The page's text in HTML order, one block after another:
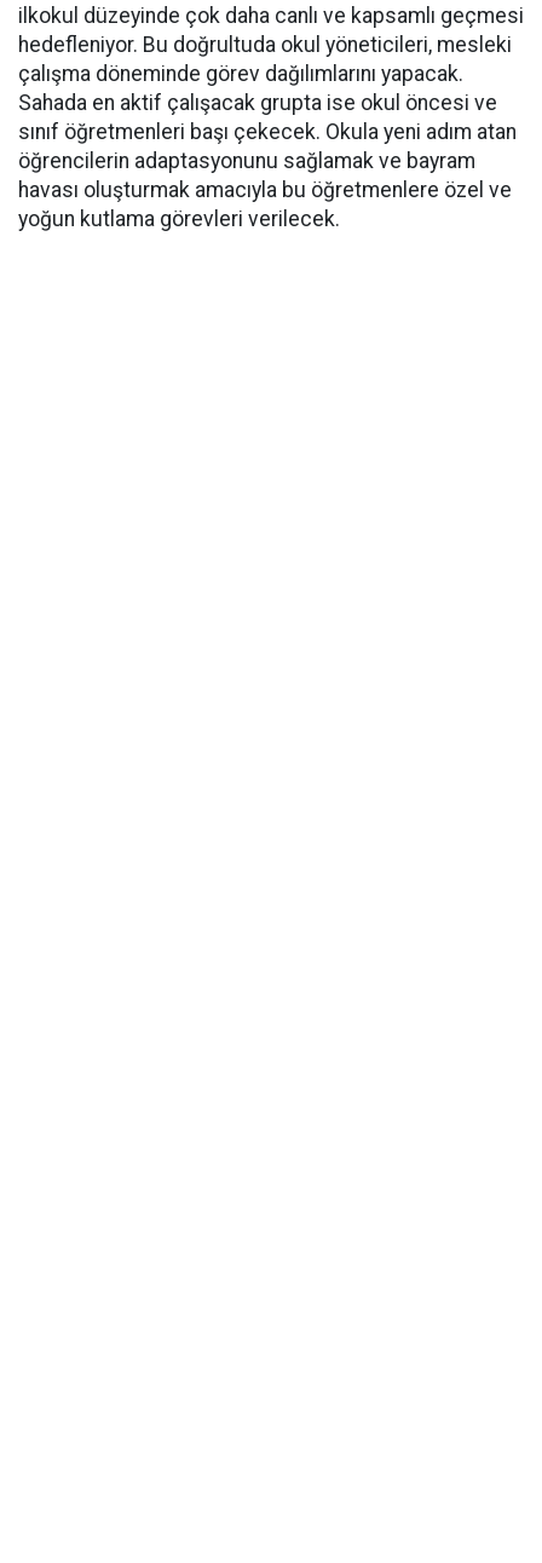
ilkokul düzeyinde çok daha canlı ve kapsamlı geçmesi
hedefleniyor. Bu doğrultuda okul yöneticileri, mesleki
çalışma döneminde görev dağılımlarını yapacak.
Sahada en aktif çalışacak grupta ise okul öncesi ve
sınıf öğretmenleri başı çekecek. Okula yeni adım atan
öğrencilerin adaptasyonunu sağlamak ve bayram
havası oluşturmak amacıyla bu öğretmenlere özel ve
yoğun kutlama görevleri verilecek.